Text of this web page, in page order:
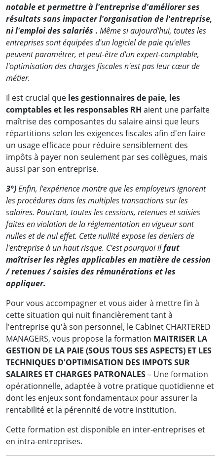
notable et permettre à l'entreprise d'améliorer ses
résultats sans impacter l'organisation de l'entreprise,
ni l'emploi des salariés . Même si aujourd'hui, toutes les
entreprises sont équipées d'un logiciel de paie qu'elles
peuvent paramétrer, et peut-être d'un expert-comptable,
l'optimisation des charges fiscales n'est pas leur cœur de
métier.
Il est crucial que les gestionnaires de paie, les
comptables et les responsables RH aient une parfaite
maîtrise des composantes du salaire ainsi que leurs
répartitions selon les exigences fiscales afin d'en faire
un usage efficace pour réduire sensiblement des
impôts à payer non seulement par ses collègues, mais
aussi par son entreprise.
3°)Enfin, l'expérience montre que les employeurs ignorent
les procédures dans les multiples transactions sur les
salaires. Pourtant, toutes les cessions, retenues et saisies
faites en violation de la réglementation en vigueur sont
nulles et de nul effet. Cette nullité expose les deniers de
l'entreprise à un haut risque. C'est pourquoi ilfaut
maîtriser les règles applicables en matière de cession
/ retenues / saisies des rémunérations et les
appliquer.
Pour vous accompagner et vous aider à mettre fin à
cette situation qui nuit financièrement tant à
l'entreprise qu'à son personnel, le Cabinet CHARTERED
MANAGERS, vous propose la formation MAITRISER LA
GESTION DE LA PAIE (SOUS TOUS SES ASPECTS) ET LES
TECHNIQUES D'OPTIMISATION DES IMPOTS SUR
SALAIRES ET CHARGES PATRONALES– Une formation
opérationnelle, adaptée à votre pratique quotidienne et
dont les enjeux sont fondamentaux pour assurer la
rentabilité et la pérennité de votre institution.
Cette formation est disponible en inter-entreprises et
en intra-entreprises.